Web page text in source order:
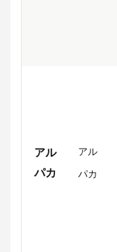
アル
パカ
アル
パカ